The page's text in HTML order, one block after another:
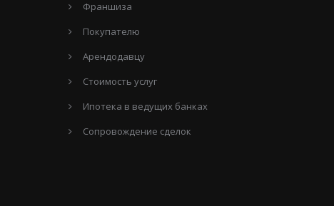
Франшиза
Покупателю
Арендодавцу
Стоимость услуг
Ипотека в ведущих банках
Сопровождение сделок